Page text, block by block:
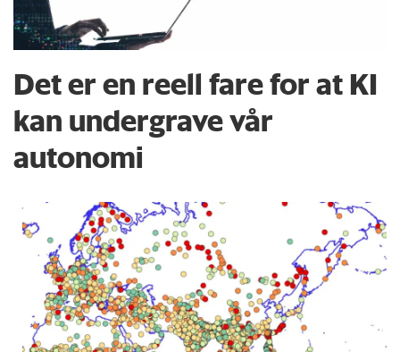
Det er en reell fare for at KI
kan undergrave vår
autonomi